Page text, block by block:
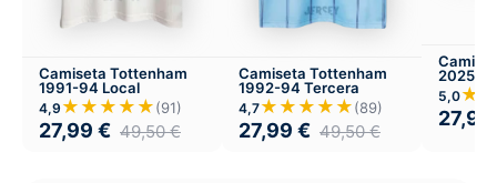
Camiseta Tottenham
1991-94 Local
4,9 ★★★★★(91)
27,99 € 49,50€
Camiseta Tottenham
1992-94 Tercera
4,7★★★★★(89)
27,99 € 49,50€
2025-
5,0
27,99